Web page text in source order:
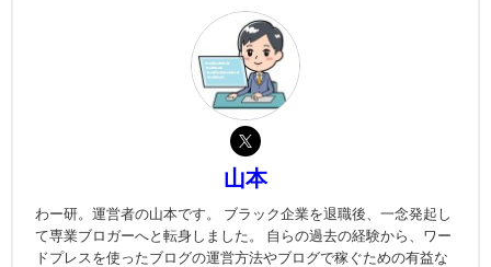
山本
わー研。運営者の山本です。 ブラック企業を退職後、一念発起し
て専業ブロガーへと転身しました。 自らの過去の経験から、ワー
ドプレスを使ったブログの運営方法やブログで稼ぐための有益な